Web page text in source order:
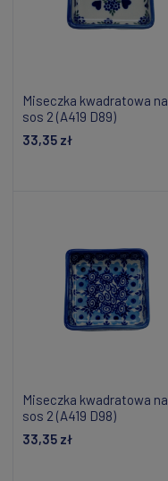
Miseczka kwadratowa na
sos 2 (A419 D89)
33,35 zł
Miseczka kwadratowa na
sos 2 (A419 D98)
33,35 zł